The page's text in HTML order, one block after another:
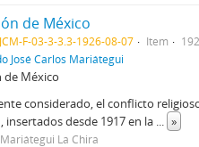
de México
JCM-F-03-3-3.3-1926-08-07 Item
José Carlos Mariátegui
de México
considerado, el conflicto
insertados desde 1917 en la ... »
La Chira